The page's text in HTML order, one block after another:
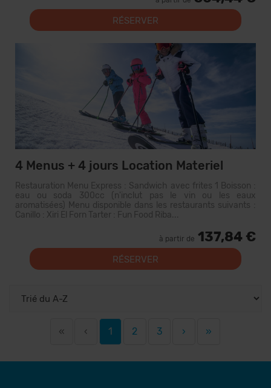
RÉSERVER
4 Menus + 4 jours Location Materiel
Restauration Menu Express : Sandwich avec frites 1 Boisson :
eau ou soda 300cc (n'inclut pas le vin ou les eaux
aromatisées) Menu disponible dans les restaurants suivants :
Canillo : Xiri El Forn Tarter : Fun Food Riba...
à partir de 137,84 €
RÉSERVER
« ‹ 1 2 3 › »